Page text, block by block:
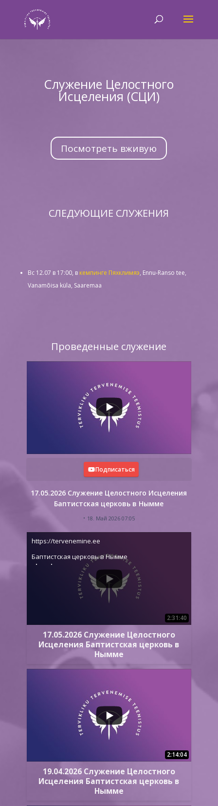
Служение Целостного
Исцеления (СЦИ)
Посмотреть вживую
СЛЕДУЮЩИЕ СЛУЖЕНИЯ
Вс 12.07 в 17:00, в кемпинге Пяхклимяэ, Ennu-Ranso tee,
Vanamõisa küla, Saaremaa
Проведенные служение
Подписаться
17.05.2026 Служение Целостного Исцеления
Баптистская церковь в Нымме
18. Май 2026 07:05
2:31:40
https://tervenemine.ee
Баптистская церковь в Нымме
17.05.2026 Служение Целостного
Исцеления Баптистская церковь в
Нымме
2:14:04
19.04.2026 Служение Целостного
Исцеления Баптистская церковь в
Нымме